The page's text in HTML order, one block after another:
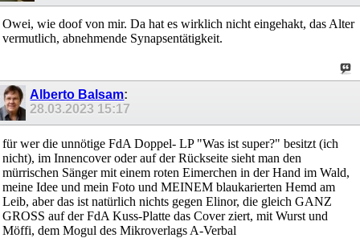
Owei, wie doof von mir. Da hat es wirklich nicht eingehakt, das Alter
vermutlich, abnehmende Synapsentätigkeit.
Alberto Balsam:
28.03.2023 15:17
für wer die unnötige FdA Doppel- LP "Was ist super?" besitzt (ich
nicht), im Innencover oder auf der Rückseite sieht man den
mürrischen Sänger mit einem roten Eimerchen in der Hand im Wald,
meine Idee und mein Foto und MEINEM blaukarierten Hemd am
Leib, aber das ist natürlich nichts gegen Elinor, die gleich GANZ
GROSS auf der FdA Kuss-Platte das Cover ziert, mit Wurst und
Möffi, dem Mogul des Mikroverlags A-Verbal